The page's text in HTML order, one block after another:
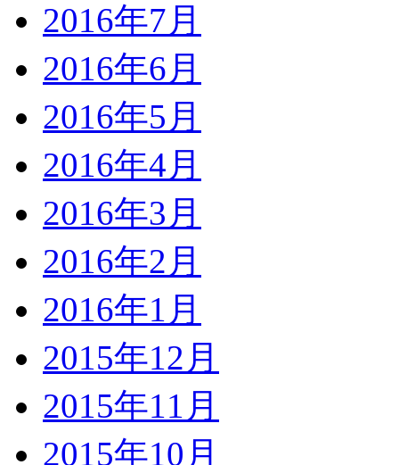
2016年7月
2016年6月
2016年5月
2016年4月
2016年3月
2016年2月
2016年1月
2015年12月
2015年11月
2015年10月